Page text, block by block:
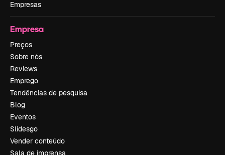
Empresas
Empresa
Preços
Sobre nós
Reviews
Emprego
Tendências de pesquisa
Blog
Eventos
Slidesgo
Vender conteúdo
Sala de imprensa